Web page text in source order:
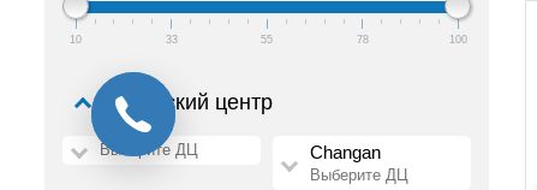
Дилерский центр
Выберите ДЦ Changan
Выберите ДЦ
10 33 55 78 100